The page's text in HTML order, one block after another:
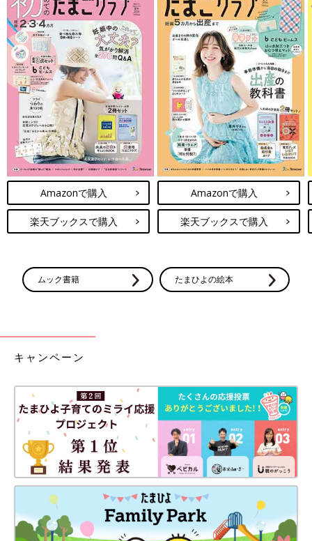
Amazonで購入
楽天ブックスで購入
Amazonで購入
楽天ブックスで購入
ムック書籍 たまひよの絵本
キャンペーン